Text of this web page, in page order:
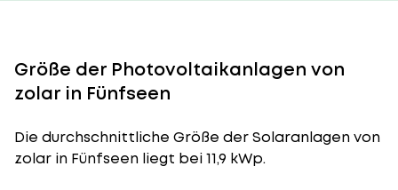
Größe der Photovoltaikanlagen von
zolar in Fünfseen
Die durchschnittliche Größe der Solaranlagenvon
zolar in Fünfseen liegt bei 11,9 kWp.